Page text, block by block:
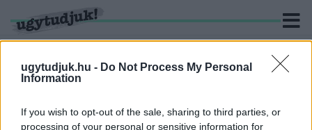
ugytudjuk.hu - Do Not Process My Personal
Information
If you wish to opt-out of the sale, sharing to third parties, or
processing of your personal or sensitive information for
KERESÉS